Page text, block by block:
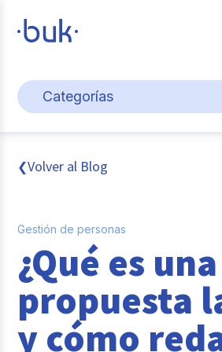
Perú
Categorías
Gestión de personas
Cultura y bienestar laboral
Transformación digital
Tendencias y data
Novedades
Entrevistas con expertos
❮Volver al Blog
Gestión de personas
¿Qué es una
propuesta
y cómo